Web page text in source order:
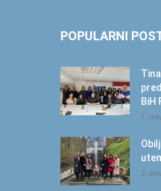
POPULARNI
BiH
1.
2.